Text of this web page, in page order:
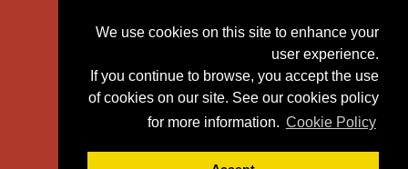
We use cookies on this site to enhance your
user experience.
If you continue to browse, you accept the use
of cookies on our site. See our cookies policy
for more information. Cookie Policy